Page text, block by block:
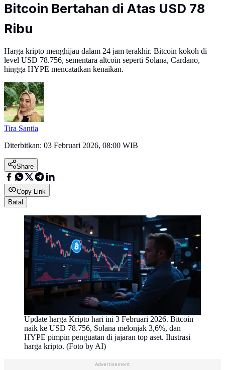
Bitcoin Bertahan di Atas USD 78
Ribu
Harga kripto menghijau dalam 24 jam terakhir. Bitcoin kokoh di
level USD 78.756, sementara altcoin seperti Solana, Cardano,
hingga HYPE mencatatkan kenaikan.
Tira Santia
Diterbitkan: 03 Februari 2026, 08:00 WIB
Share
Copy Link
Batal
Update harga Kripto hari ini 3 Februari 2026. Bitcoin
naik ke USD 78.756, Solana melonjak 3,6%, dan
HYPE pimpin penguatan di jajaran top aset. Ilustrasi
harga kripto. (Foto by AI)
Advertisement